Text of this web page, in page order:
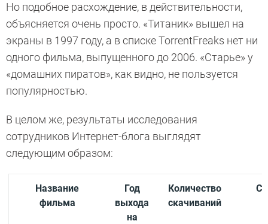
Но подобное расхождение, в действительности,
объясняется очень просто. «Титаник» вышел на
экраны в 1997 году, а в списке TorrentFreaks нет ни
одного фильма, выпущенного до 2006. «Старье» у
«домашних пиратов», как видно, не пользуется
популярностью.
В целом же, результаты исследования
сотрудников Интернет-блога выглядят
следующим образом:
Название
фильма
Год
выхода
на
Количество
скачиваний